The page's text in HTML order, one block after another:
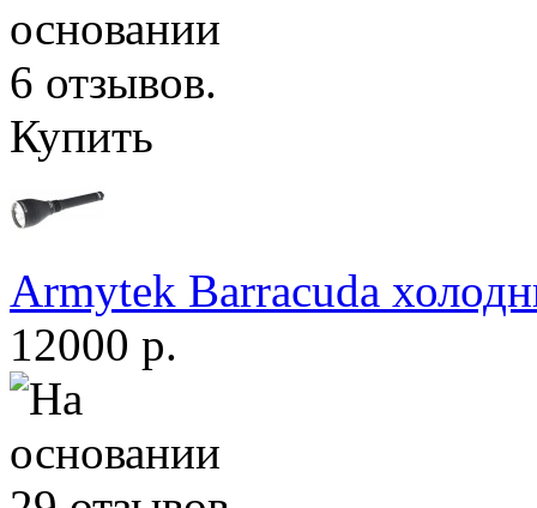
Купить
Armytek Barracuda
12000 р.